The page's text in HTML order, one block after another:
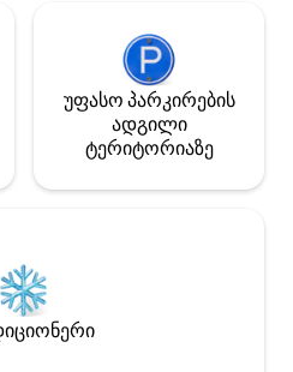
უფასო პარკირების
ადგილი
ტერიტორიაზე